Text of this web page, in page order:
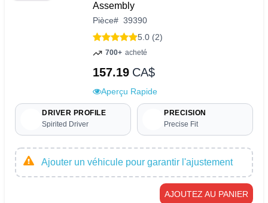
Assembly
Pièce# 39390
5.0 (2)
700+ acheté
157.19 CA$
Aperçu Rapide
DRIVER PROFILE
Spirited Driver
PRECISION
Precise Fit
Ajouter un véhicule pour garantir l'ajustement
AJOUTEZ AU PANIER